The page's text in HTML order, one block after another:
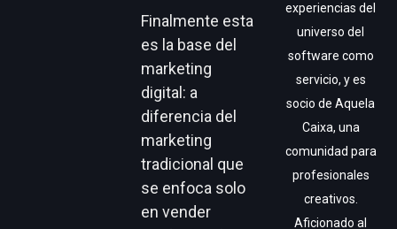
Finalmente esta
es la base del
marketing
digital: a
diferencia del
marketing
tradicional que
se enfoca solo
en vender
experiencias del
universo del
software como
servicio, y es
socio de Aquela
Caixa, una
comunidad para
profesionales
creativos.
Aficionado al